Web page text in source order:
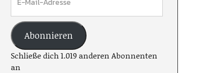
Abonnieren
Schließe dich 1.019 anderen Abonnenten
an